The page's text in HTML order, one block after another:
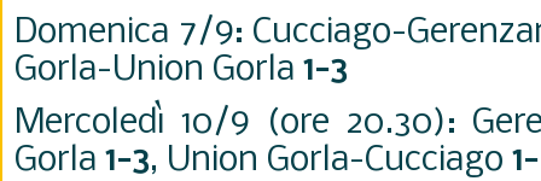
Domenica 7/9: Cucciago-
Gorla-Union Gorla 1-3
Mercoledì 10/9 (ore 20.30):
Gorla 1-3, Union Gorla-Cucciago